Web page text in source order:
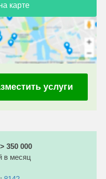
карте
услуги
350 000
в месяц